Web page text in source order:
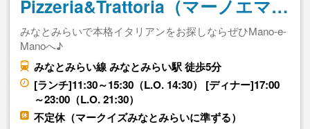
Pizzeria&Trattoria（マーノエマ…
みなとみらいで本格イタリアンをお探しならぜひMano-e-
Manoへ♪
みなとみらい線 みなとみらい駅 徒歩5分
[ランチ]11:30～15:30（L.O. 14:30） [ディナー]17:00
～23:00（L.O. 21:30）
不定休（マークイズみなとみらいに準ずる）